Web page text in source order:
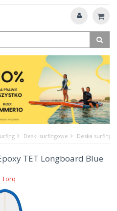
Deski surfingowe Deska
TET Longboard Blue
Torq